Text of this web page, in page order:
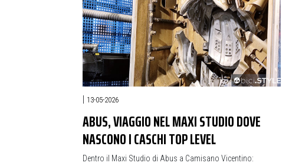
| 13-05-2026
ABUS, VIAGGIO NEL MAXI STUDIO DOVE
NASCONO I CASCHI TOP LEVEL
Dentro il Maxi Studio di Abus a Camisano Vicentino: